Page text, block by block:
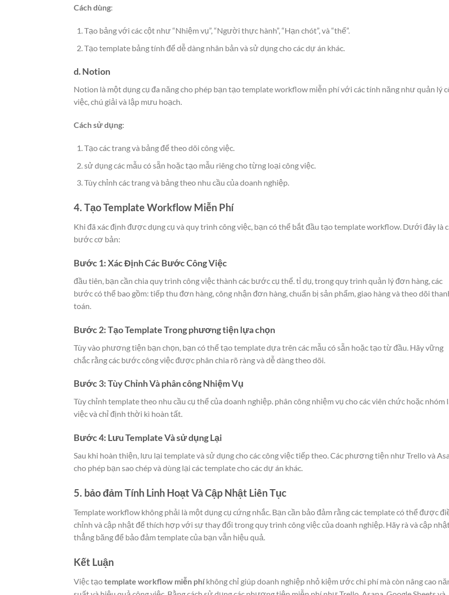
Cách dùng:
Tạo bảng với các cột như “Nhiệm vụ”, “Người thực hành”, “Hạn chót”, và “thể”.
Tạo template bảng tính để dễ dàng nhân bản và sử dụng cho các dự án khác.
d. Notion
Notion là một dụng cụ đa năng cho phép bạn tạo template workflow miễn phí với các tính năng như quản lý
việc, chú giải và lập mưu hoạch.
Cách sử dụng:
Tạo các trang và bảng để theo dõi công việc.
sử dụng các mẫu có sẵn hoặc tạo mẫu riêng cho từng loại công việc.
Tùy chỉnh các trang và bảng theo nhu cầu của doanh nghiệp.
4. Tạo Template Workflow Miễn Phí
Khi đã xác định được dụng cụ và quy trình công việc, bạn có thể bắt đầu tạo template workflow. Dưới đây là
bước cơ bản:
Bước 1: Xác Định Các Bước Công Việc
đầu tiên, bạn cần chia quy trình công việc thành các bước cụ thể. tỉ dụ, trong quy trình quản lý đơn hàng, các
bước có thể bao gồm: tiếp thu đơn hàng, công nhận đơn hàng, chuẩn bị sản phẩm, giao hàng và theo dõi
toán.
Bước 2: Tạo Template Trong phương tiện lựa chọn
Tùy vào phương tiện bạn chọn, bạn có thể tạo template dựa trên các mẫu có sẵn hoặc tạo từ đầu. Hãy vững
chắc rằng các bước công việc được phân chia rõ ràng và dễ dàng theo dõi.
Bước 3: Tùy Chỉnh Và phân công Nhiệm Vụ
Tùy chỉnh template theo nhu cầu cụ thể của doanh nghiệp. phân công nhiệm vụ cho các viên chức hoặc nhóm
việc và chỉ định thời kì hoàn tất.
Bước 4: Lưu Template Và sử dụng Lại
Sau khi hoàn thiện, lưu lại template và sử dụng cho các công việc tiếp theo. Các phương tiện như Trello và
cho phép bạn sao chép và dùng lại các template cho các dự án khác.
5. bảo đảm Tính Linh Hoạt Và Cập Nhật Liên Tục
Template workflow không phải là một dụng cụ cứng nhắc. Bạn cần bảo đảm rằng các template có thể được
chỉnh và cập nhật để thích hợp với sự thay đổi trong quy trình công việc của doanh nghiệp. Hãy rà và cập
thẳng băng để bảo đảm template của bạn vẫn hiệu quả.
Kết Luận
Việc tạotemplate workflow miễn phíkhông chỉ giúp doanh nghiệp nhỏ kiệm ước chi phí mà còn nâng cao